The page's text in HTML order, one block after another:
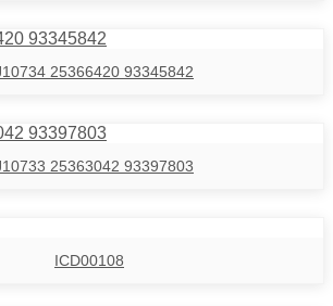
25366420 93345842
25363042 93397803
ICD00108